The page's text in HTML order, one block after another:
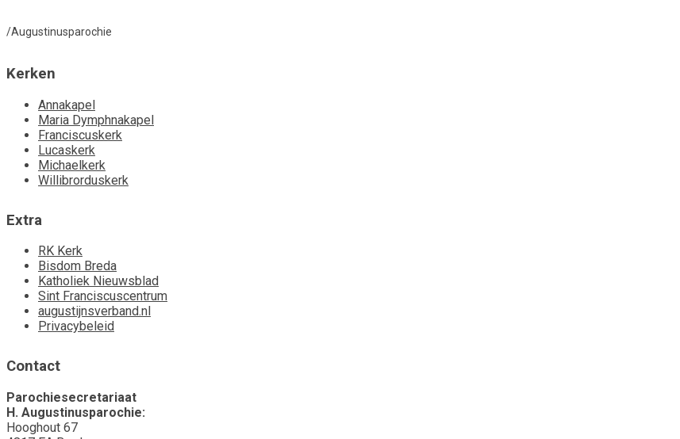
/Augustinusparochie
Kerken
Annakapel
Maria Dymphnakapel
Franciscuskerk
Lucaskerk
Michaelkerk
Willibrorduskerk
Extra
RK Kerk
Bisdom Breda
Katholiek Nieuwsblad
Sint Franciscuscentrum
augustijnsverband.nl
Privacybeleid
Contact
Parochiesecretariaat
H. Augustinusparochie:
Hooghout 67